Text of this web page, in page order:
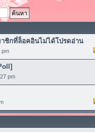
าชิกที่ล็อคอินไม่ได้โปรดอ่าน
pm
pm